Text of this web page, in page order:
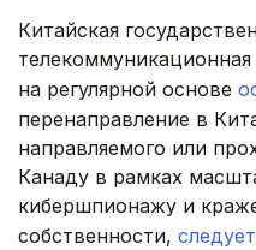
Китайская
на регулярной основе
перенаправление в
направляемого или
Канаду в рамках
кибершпионажу и
собственности, следует